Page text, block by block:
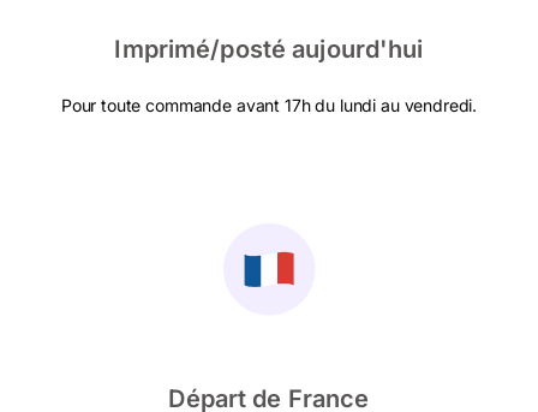
Imprimé/posté aujourd'hui
Pour toute commande avant 17h du lundi au vendredi.
Départ de France